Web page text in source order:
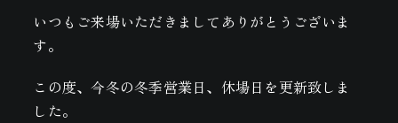
いつもご来場いただきましてありがとうございま
す。
この度、今冬の冬季営業日、休場日を更新致しま
した。